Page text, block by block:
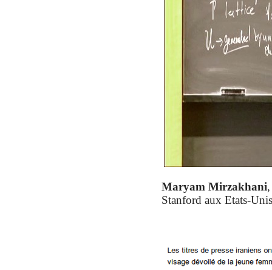
Maryam Mirzakhani
Stanford aux Etats-Unis